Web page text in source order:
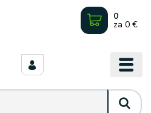
0
za 0 €